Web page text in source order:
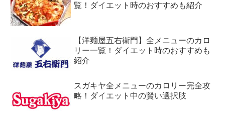
覧！ダイエット時のおすすめも紹介
【洋麺屋五右衛門】全メニューのカロ
リー一覧！ダイエット時のおすすめも
紹介
スガキヤ全メニューのカロリー完全攻
略！ダイエット中の賢い選択肢